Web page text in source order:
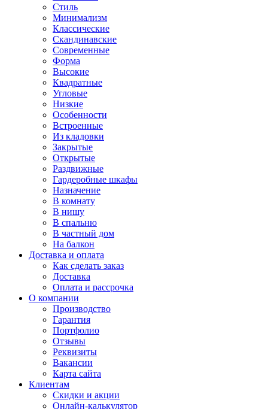
Стиль
Минимализм
Классические
Скандинавские
Современные
Форма
Высокие
Квадратные
Угловые
Низкие
Особенности
Встроенные
Из кладовки
Закрытые
Открытые
Раздвижные
Гардеробные шкафы
Назначение
В комнату
В нишу
В спальню
В частный дом
На балкон
Доставка и оплата
Как сделать заказ
Доставка
Оплата и рассрочка
О компании
Производство
Гарантия
Портфолио
Отзывы
Реквизиты
Вакансии
Карта сайта
Клиентам
Скидки и акции
Онлайн-калькулятор